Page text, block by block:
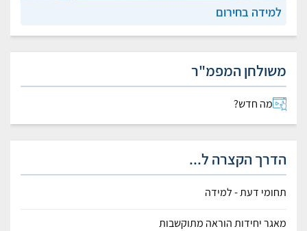
למידה בחירום
משולחן המפמ"ר
מה חדש?
הדרך הקצרה ל...
תחומי דעת - למידה
מאגר יחידות הוראה מתוקשבות